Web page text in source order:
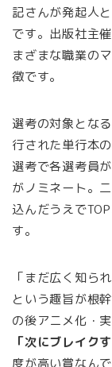
記さんが発起人
です。出版社主
まざまな職業の
徴です。
選考の対象とな
行された単行本
選考で各選考員
がノミネート。
込んだうえで
す。
「まだ広く知ら
という趣旨が根
の後アニメ化・
「次にブレイク
度が高い賞なんで